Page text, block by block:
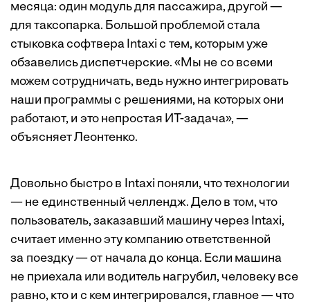
месяца: один модуль для пассажира, другой —
для таксопарка. Большой проблемой стала
стыковка софтвера Intaxi с тем, которым уже
обзавелись диспетчерские. «Мы не со всеми
можем сотрудничать, ведь нужно интегрировать
наши программы с решениями, на которых они
работают, и это непростая ИТ-задача», —
объясняет Леонтенко.
Довольно быстро в Intaxi поняли, что технологии
— не единственный челлендж. Дело в том, что
пользователь, заказавший машину через Intaxi,
считает именно эту компанию ответственной
за поездку — от начала до конца. Если машина
не приехала или водитель нагрубил, человеку все
равно, кто и с кем интегрировался, главное — что